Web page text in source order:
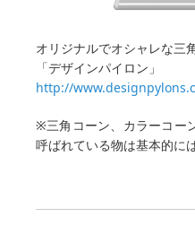
オリジナルでオシャレな三
「デザインパイロン」
http://
※三角コーン、カラーコー
呼ばれている物は基本的に